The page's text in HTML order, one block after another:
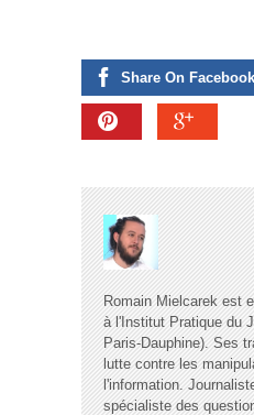
Share On Facebook
Romain Mielcarek est
à l'Institut Pratique du
Paris-Dauphine). Ses
lutte contre les
l'information.
spécialiste des